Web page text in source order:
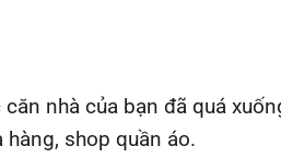
nhà của bạn đã quá
shop quần áo.